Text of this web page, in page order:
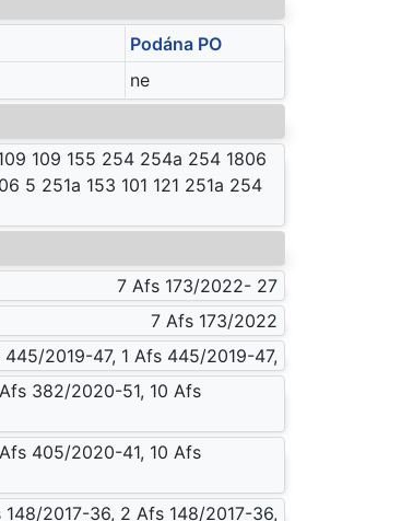
Podána PO
ne
109 155 254 254a 254 1806
5 251a 153 101 121 251a 254
7 Afs 173/2022- 27
7 Afs 173/2022
2019-47, 1 Afs 445/2019-47,
382/2020-51, 10 Afs
405/2020-41, 10 Afs
2017-36, 2 Afs 148/2017-36,